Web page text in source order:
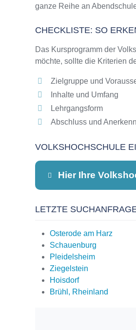
ganze Reihe an
CHECKLISTE: SO
Das Kursprogramm der
möchte, sollte die Kriterien
Zielgruppe und
Inhalte und Umfang
Lehrgangsform
Abschluss und
VOLKSHOCHSCHULE
Hier Ihre
LETZTE
Osterode am Harz
Schauenburg
Pleidelsheim
Ziegelstein
Hoisdorf
Brühl, Rheinland